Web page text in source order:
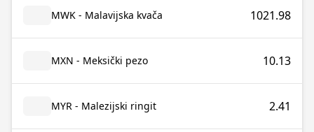
MWK - Malavijska kvača 1021.98
MXN - Meksički pezo 10.13
MYR - Malezijski ringit 2.41